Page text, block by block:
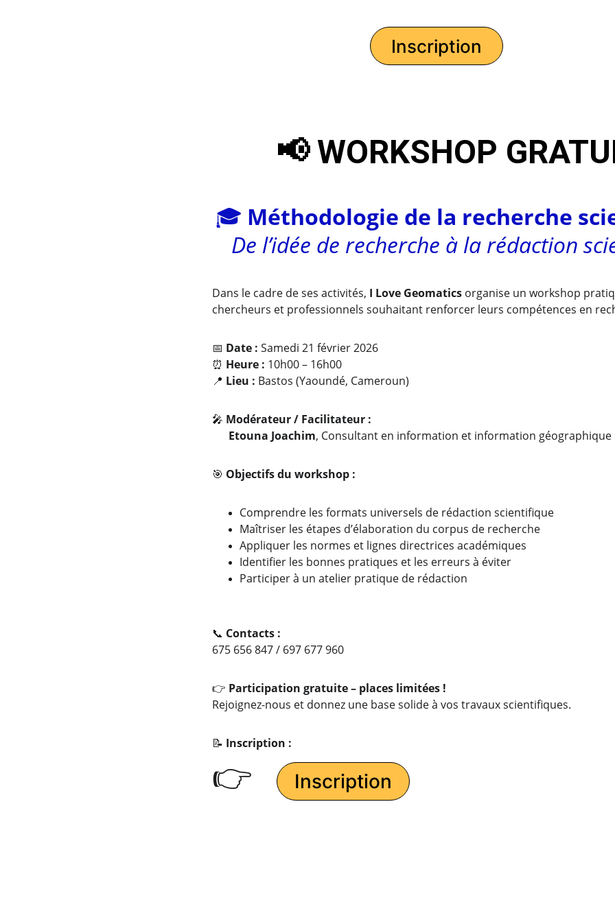
Inscription
📢 WORKSHOP
Dans le cadre de ses activités, I Love Geomatics organise un workshop
chercheurs et professionnels souhaitant renforcer leurs compétences en
📅 Date : Samedi 21 février 2026
⏰ Heure : 10h00 – 16h00
📍 Lieu : Bastos (Yaoundé, Cameroun)
🎤 Modérateur / Facilitateur :
Etouna Joachim, Consultant en information et information géographique
🎯 Objectifs du workshop :
Comprendre les formats universels de rédaction scientifique
Maîtriser les étapes d’élaboration du corpus de recherche
Appliquer les normes et lignes directrices académiques
Identifier les bonnes pratiques et les erreurs à éviter
Participer à un atelier pratique de rédaction
📞 Contacts :
675 656 847 / 697 677 960
👉 Participation gratuite – places limitées !
Rejoignez-nous et donnez une base solide à vos travaux scientifiques.
📝 Inscription :
👉 Inscription
🎓 Méthodologie de la recherche
De l’idée de recherche à la rédaction